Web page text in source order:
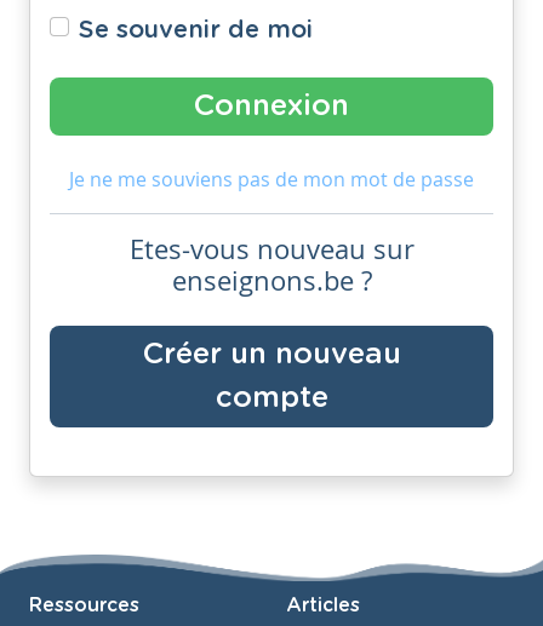
Se souvenir de moi
Je ne me souviens pas de mon mot de passe
Etes-vous nouveau sur
enseignons.be ?
Créer un nouveau
compte
Ressources Articles